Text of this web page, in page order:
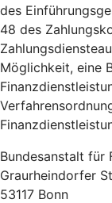
des
48 des
Möglichkeit, eine
Bundesanstalt für
Graurheindorfer
53117 Bonn